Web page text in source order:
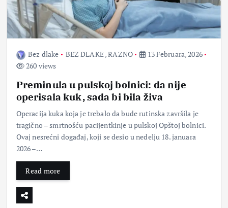
Bez dlake BEZ DLAKE,RAZNO
13 Februara, 2026
260 views
Preminula u pulskoj bolnici: da nije
operisala kuk, sada bi bila živa
Operacija kuka koja je trebalo da bude rutinska završila je
tragično – smrtnošću pacijentkinje u pulskoj Opštoj bolnici.
Ovaj nesrećni događaj, koji se desio u nedelju 18. januara
2026 –…
Read more